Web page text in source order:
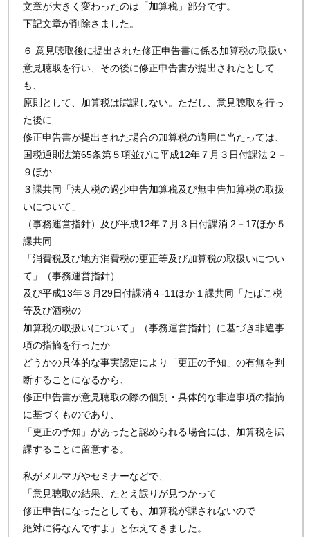
文章が大きく変わったのは「加算税」部分です。
下記文章が削除さました。
６ 意見聴取後に提出された修正申告書に係る加算税の取扱い
意見聴取を行い、その後に修正申告書が提出されたとして
も、
原則として、加算税は賦課しない。ただし、意見聴取を行っ
た後に
修正申告書が提出された場合の加算税の適用に当たっては、
国税通則法第65条第５項並びに平成12年７月３日付課法２－
９ほか
３課共同「法人税の過少申告加算税及び無申告加算税の取扱
いについて」
（事務運営指針）及び平成12年７月３日付課消 2－17ほか５
課共同
「消費税及び地方消費税の更正等及び加算税の取扱いについ
て」（事務運営指針）
及び平成13年３月29日付課消４-11ほか１課共同「たばこ税
等及び酒税の
加算税の取扱いについて」（事務運営指針）に基づき非違事
項の指摘を行ったか
どうかの具体的な事実認定により「更正の予知」の有無を判
断することになるから、
修正申告書が意見聴取の際の個別・具体的な非違事項の指摘
に基づくものであり、
「更正の予知」があったと認められる場合には、加算税を賦
課することに留意する。
私がメルマガやセミナーなどで、
「意見聴取の結果、たとえ誤りが見つかって
修正申告になったとしても、加算税が課されないので
絶対に得なんですよ」と伝えてきました。